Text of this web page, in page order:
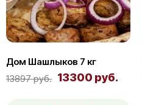
Дом Шашлыков 7 кг
13897 руб. 13300 руб.